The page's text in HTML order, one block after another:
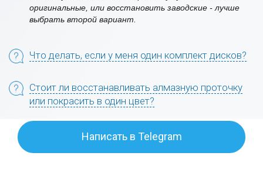
оригинальные, или восстановить заводские - лучше
выбрать второй вариант.
Что делать, если у меня один комплект дисков?
Стоит ли восстанавливать алмазную проточку
или покрасить в один цвет?
Написать в Telegram